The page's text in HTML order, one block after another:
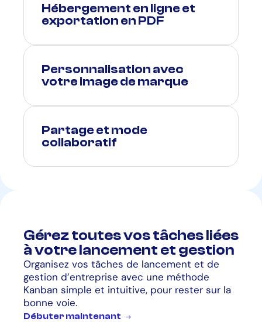
Hébergement en ligne et
exportation en PDF
Personnalisation avec
votre image de marque
Partage et mode
collaboratif
Gérez toutes vos tâches liées
à votre lancement et gestion
Organisez vos tâches de lancement et de
gestion d’entreprise avec une méthode
Kanban simple et intuitive, pour rester sur la
bonne voie.
Débuter maintenant